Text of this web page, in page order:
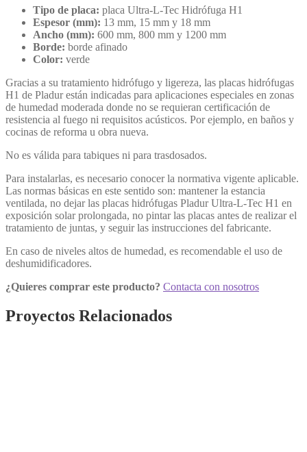
Tipo de placa: placa Ultra-L-Tec Hidrófuga H1
Espesor (mm): 13 mm, 15 mm y 18 mm
Ancho (mm): 600 mm, 800 mm y 1200 mm
Borde: borde afinado
Color: verde
Gracias a su tratamiento hidrófugo y ligereza, las placas hidrófugas
H1 de Pladur están indicadas para aplicaciones especiales en zonas
de humedad moderada donde no se requieran certificación de
resistencia al fuego ni requisitos acústicos. Por ejemplo, en baños y
cocinas de reforma u obra nueva.
No es válida para tabiques ni para trasdosados.
Para instalarlas, es necesario conocer la normativa vigente aplicable.
Las normas básicas en este sentido son: mantener la estancia
ventilada, no dejar las placas hidrófugas Pladur Ultra-L-Tec H1 en
exposición solar prolongada, no pintar las placas antes de realizar el
tratamiento de juntas, y seguir las instrucciones del fabricante.
En caso de niveles altos de humedad, es recomendable el uso de
deshumidificadores.
¿Quieres comprar este producto? Contacta con nosotros
Proyectos Relacionados